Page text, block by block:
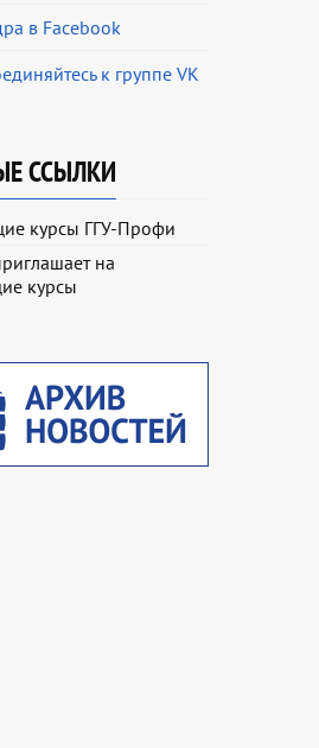
в Facebook
к группе VK
ССЫЛКИ
курсы ГГУ-Профи
на
курсы